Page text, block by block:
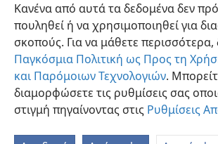
Κανένα από αυτά τα δεδομένα δεν
πουληθεί ή να χρησιμοποιηθεί για
σκοπούς. Για να μάθετε περισσότερα,
Παγκόσμια Πολιτική ως Προς τη
και Παρόμοιων Τεχνολογιών.
διαμορφώσετε τις ρυθμίσεις σας
στιγμή πηγαίνοντας στις Ρυθμίσεις
Copyright© 2026 Watch Tower Bible and Tract
Όροι Χρήσης Πολιτική Απορρήτου
JW.ORG
Σύνδεση